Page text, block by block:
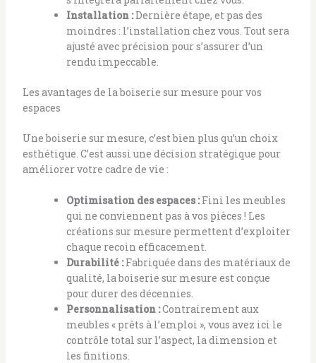
Installation :Dernière étape, et pas des
moindres : l’installation chez vous. Tout sera
ajusté avec précision pour s’assurer d’un
rendu impeccable.
Les avantages de la boiserie sur mesure pour vos
espaces
Une boiserie sur mesure, c’est bien plus qu’un choix
esthétique. C’est aussi une décision stratégique pour
améliorer votre cadre de vie :
Optimisation des espaces :Fini les meubles
qui ne conviennent pas à vos pièces ! Les
créations sur mesure permettent d’exploiter
chaque recoin efficacement.
Durabilité :Fabriquée dans des matériaux de
qualité, la boiserie sur mesure est conçue
pour durer des décennies.
Personnalisation :Contrairement aux
meubles « prêts à l’emploi », vous avez ici le
contrôle total sur l’aspect, la dimension et
les finitions.